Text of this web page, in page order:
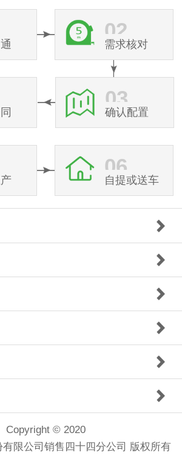
02
需求核对
03
确认配置
06
自提或送车
Copyright © 2020
限公司销售四十四分公司 版权所有